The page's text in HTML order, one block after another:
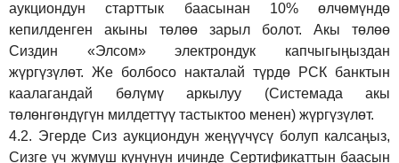
аукциондун старттык баасынан 10% өлчөмүндө
кепилденген акыны төлөө зарыл болот. Акы төлөө
Сиздин «Элсом»электрондук капчыгыңыздан
жүргүзүлөт. Же болбосо накталай түрдө РСК банктын
каалагандай бөлүмү аркылуу (Системада акы
төлөнгөндүгүн милдеттүү тастыктоо менен) жүргүзүлөт.
4.2. Эгерде Сиз аукциондун жеңүүчүсү болуп калсаңыз,
Сизге үч жумуш күнүнүн ичинде Сертификаттын баасын